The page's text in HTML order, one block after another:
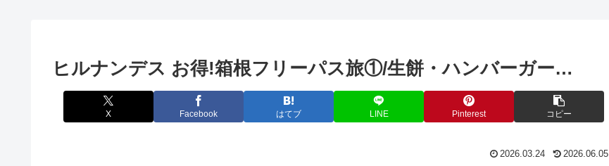
ヒルナンデス お得!箱根フリーパス旅①/生餅・ハンバーガー…
X Facebook はてブ LINE Pinterest コピー
2026.03.24 2026.06.05